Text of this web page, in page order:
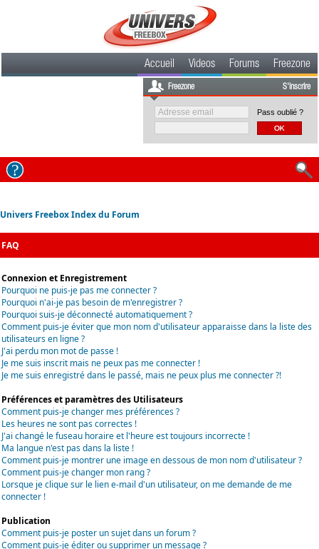
Accueil Videos Forums Freezone
Freezone S'inscrire
Pass oublié ?
Univers Freebox Index du Forum
FAQ
Connexion et Enregistrement
Pourquoi ne puis-je pas me connecter ?
Pourquoi n'ai-je pas besoin de m'enregistrer ?
Pourquoi suis-je déconnecté automatiquement ?
Comment puis-je éviter que mon nom d'utilisateur apparaisse dans la liste des
utilisateurs en ligne ?
J'ai perdu mon mot de passe !
Je me suis inscrit mais ne peux pas me connecter !
Je me suis enregistré dans le passé, mais ne peux plus me connecter ?!
Préférences et paramètres des Utilisateurs
Comment puis-je changer mes préférences ?
Les heures ne sont pas correctes !
J'ai changé le fuseau horaire et l'heure est toujours incorrecte !
Ma langue n'est pas dans la liste !
Comment puis-je montrer une image en dessous de mon nom d'utilisateur ?
Comment puis-je changer mon rang ?
Lorsque je clique sur le lien e-mail d'un utilisateur, on me demande de me
connecter !
Publication
Comment puis-je poster un sujet dans un forum ?
Comment puis-je éditer ou supprimer un message ?